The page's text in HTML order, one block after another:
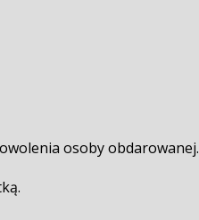
osoby obdarowanej.